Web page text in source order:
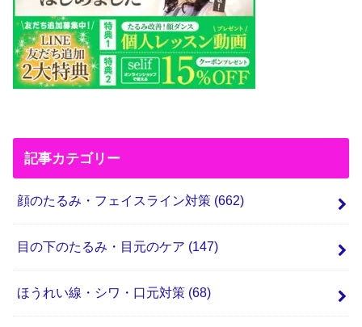
記事カテゴリー
顔のたるみ・フェイスライン対策 (662)
目の下のたるみ・目元のケア (147)
ほうれい線・シワ・口元対策 (68)